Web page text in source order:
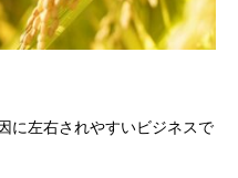
に左右されやすいビジネスで